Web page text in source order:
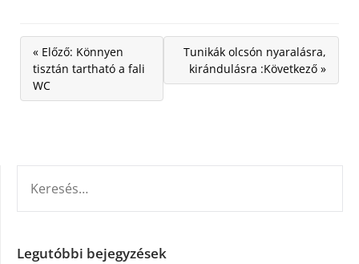
« Előző: Könnyen
tisztán tartható a fali
WC
Tunikák olcsón nyaralásra,
kirándulásra :Következő »
Legutóbbi bejegyzések